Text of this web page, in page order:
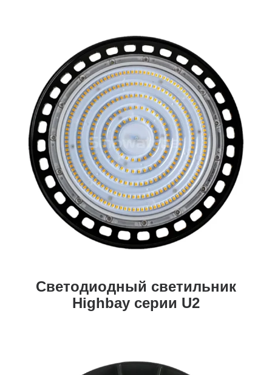
Светодиодный светильник
Highbay серии U2